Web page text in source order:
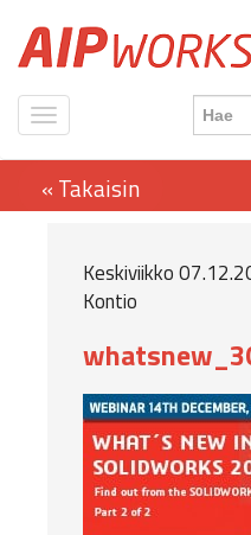
Keskiviikko
Kontio